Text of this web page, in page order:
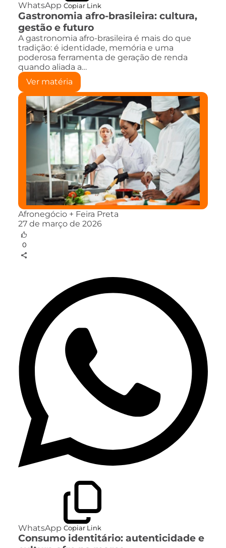
WhatsApp Copiar Link
Gastronomia afro-brasileira: cultura,
gestão e futuro
A gastronomia afro-brasileira é mais do que
tradição: é identidade, memória e uma
poderosa ferramenta de geração de renda
quando aliada a…
Ver matéria
Afronegócio + Feira Preta
27 de março de 2026
0
WhatsApp Copiar Link
Consumo identitário: autenticidade e